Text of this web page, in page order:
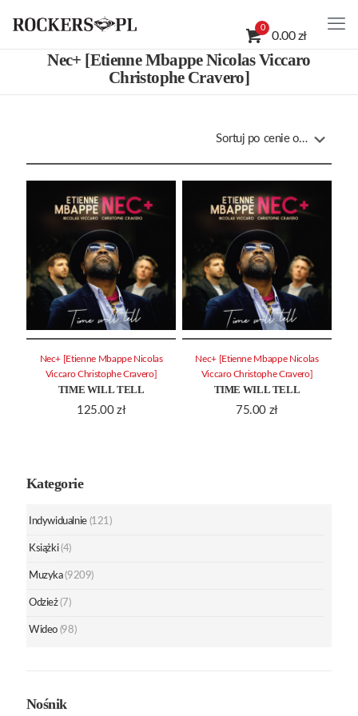
0
0.00 zł
Nec+ [Etienne Mbappe Nicolas Viccaro
Christophe Cravero]
TIME WILL TELL
125.00 zł
Nec+ [Etienne Mbappe Nicolas
Viccaro Christophe Cravero]
TIME WILL TELL
75.00 zł
Nec+ [Etienne Mbappe Nicolas
Viccaro Christophe Cravero]
Kategorie
Indywidualnie (121)
Książki (4)
Muzyka (9209)
Odzież (7)
Wideo (98)
Nośnik